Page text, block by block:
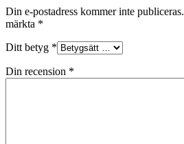
Din e-postadress kommer inte publiceras.
märkta *
Ditt betyg *
Din recension *